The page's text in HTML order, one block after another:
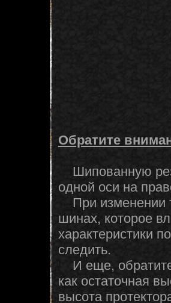
Обратите
Шипованную
одной оси на
При изменении
шинах, которое
характеристики
следить.
И еще,
как остаточная
высота